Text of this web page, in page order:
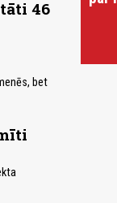
46
bet